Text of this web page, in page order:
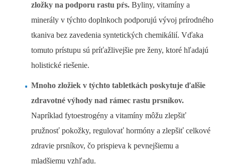
zložky na podporu rastu pŕs. Byliny, vitamíny a
minerály v týchto doplnkoch podporujú vývoj prírodného
tkaniva bez zavedenia syntetických chemikálií. Vďaka
tomuto prístupu sú príťažlivejšie pre ženy, ktoré hľadajú
holistické riešenie.
Mnoho zložiek v týchto tabletkách poskytuje ďalšie
zdravotné výhody nad rámec rastu prsníkov.
Napríklad fytoestrogény a vitamíny môžu zlepšiť
pružnosť pokožky, regulovať hormóny a zlepšiť celkové
zdravie prsníkov, čo prispieva k pevnejšiemu a
mladšiemu vzhľadu.